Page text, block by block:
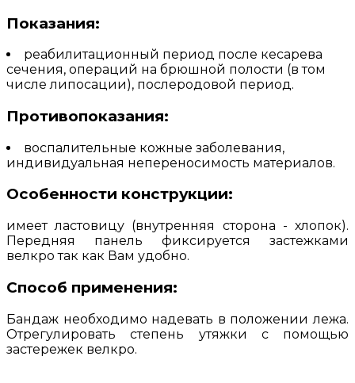
Показания:
реабилитационный период после кесарева
сечения, операций на брюшной полости (в том
числе липосации), послеродовой период.
Противопоказания:
воспалительные кожные заболевания,
индивидуальная непереносимость материалов.
Особенности конструкции:
имеет ластовицу (внутренняя сторона - хлопок).
Передняя панель фиксируется застежками
велкро так как Вам удобно.
Способ применения:
Бандаж необходимо надевать в положении лежа.
Отрегулировать степень утяжки с помощью
застережек велкро.